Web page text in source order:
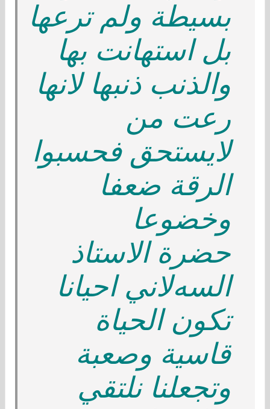
بسيطة ولم ترعها
بل استهانت بها
والذنب ذنبها ﻻنها
رعت من
ﻻيستحق فحسبوا
الرقة ضعفا
وخضوعا
حضرة اﻻستاذ
السهﻻني احيانا
تكون الحياة
قاسية وصعبة
وتجعلنا نلتقي